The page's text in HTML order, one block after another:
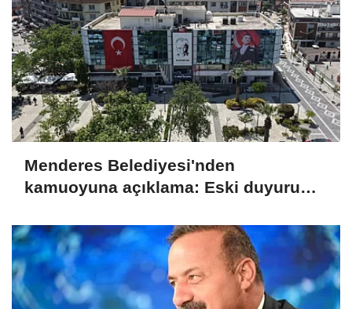
Menderes Belediyesi'nden
kamuoyuna açıklama: Eski duyuru